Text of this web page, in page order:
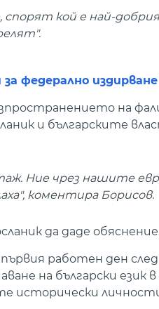
кой е най-
федерално
на
и българските
Ние чрез нашите
коментира Борисов.
да даде
работен ден
на български език
исторически